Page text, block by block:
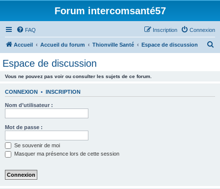
Forum intercomsanté57
FAQ Connexion
Inscription
Accueil Accueil du forum Thionville Santé Espace de discussion
Espace de discussion
Vous ne pouvez pas voir ou consulter les sujets de ce forum.
CONNEXION • INSCRIPTION
Nom d’utilisateur :
Mot de passe :
Se souvenir de moi
Masquer ma présence lors de cette session